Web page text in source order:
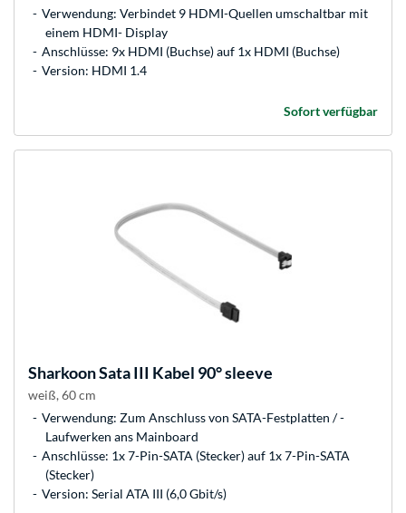
Verwendung: Verbindet 9 HDMI-Quellen umschaltbar mit
einem HDMI- Display
Anschlüsse: 9x HDMI (Buchse) auf 1x HDMI (Buchse)
Version: HDMI 1.4
Sofort verfügbar
SharkoonSata III Kabel 90° sleeve
weiß, 60 cm
Verwendung: Zum Anschluss von SATA-Festplatten / -
Laufwerken ans Mainboard
Anschlüsse: 1x 7-Pin-SATA (Stecker) auf 1x 7-Pin-SATA
(Stecker)
Version: Serial ATA III (6,0 Gbit/s)